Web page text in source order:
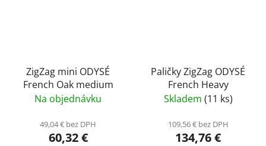
ZigZag mini ODYSÉ
French Oak medium
Na objednávku
49,04 € bez DPH
60,32 €
Paličky ZigZag ODYSÉ
French Heavy
Skladem (11 ks)
109,56 € bez DPH
134,76 €